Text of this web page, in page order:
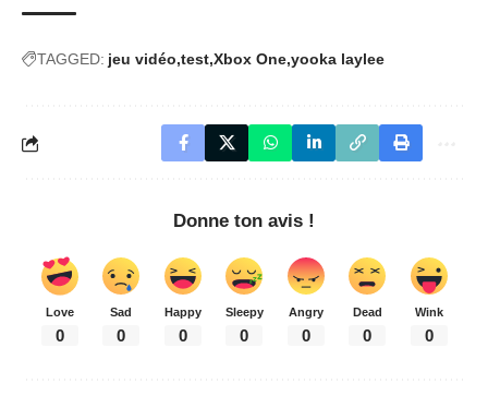
TAGGED: jeu vidéo test Xbox One yooka laylee
Donne ton avis !
Love
0
Sad
0
Happy
0
Sleepy
0
Angry
0
Dead
0
Wink
0